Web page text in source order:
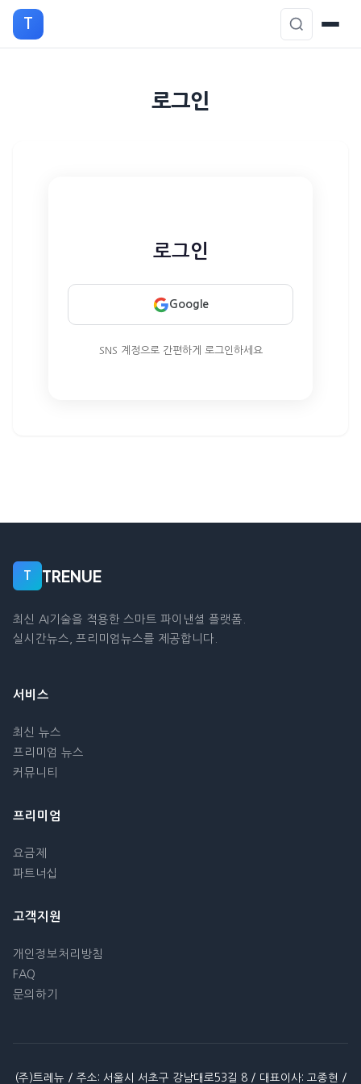
T
로그인
로그인
Google
SNS 계정으로 간편하게 로그인하세요
T TRENUE
최신 AI기술을 적용한 스마트 파이낸셜 플랫폼.
실시간뉴스, 프리미엄뉴스를 제공합니다.
서비스
최신 뉴스
프리미엄 뉴스
커뮤니티
프리미엄
요금제
파트너십
고객지원
개인정보처리방침
FAQ
문의하기
(주)트레뉴 / 주소: 서울시 서초구 강남대로53길 8 / 대표이사: 고종현 /